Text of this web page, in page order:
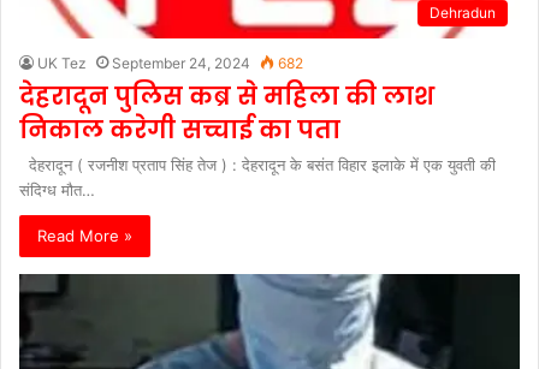
Dehradun
UK Tez September 24, 2024 682
देहरादून पुलिस कब्र से महिला की लाश
निकाल करेगी सच्चाई का पता
देहरादून ( रजनीश प्रताप सिंह तेज ) : देहरादून के बसंत विहार इलाके में एक युवती की
संदिग्ध मौत…
Read More »